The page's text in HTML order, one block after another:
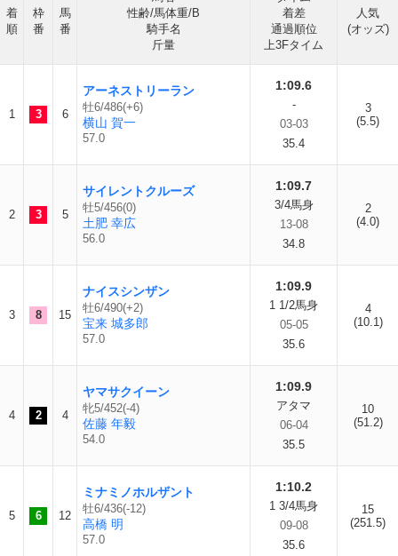
着
順
枠
番
馬
番
性齢/馬体重/B
騎手名
斤量
着差
通過順位
上3Fタイム
人気
(オッズ)
1 3 6
アーネストリーラン
牡6/486(+6)
横山 賀一
57.0
1:09.6
-
03-03
35.4
3
(5.5)
2 3 5
サイレントクルーズ
牡5/456(0)
土肥 幸広
56.0
1:09.7
3/4馬身
13-08
34.8
2
(4.0)
3 8 15
ナイスシンザン
牡6/490(+2)
宝来 城多郎
57.0
1:09.9
1 1/2馬身
05-05
35.6
4
(10.1)
4 2 4
ヤマサクイーン
牝5/452(-4)
佐藤 年毅
54.0
1:09.9
アタマ
06-04
35.5
10
(51.2)
5 6 12
ミナミノホルザント
牡6/436(-12)
高橋 明
57.0
1:10.2
1 3/4馬身
09-08
35.6
15
(251.5)